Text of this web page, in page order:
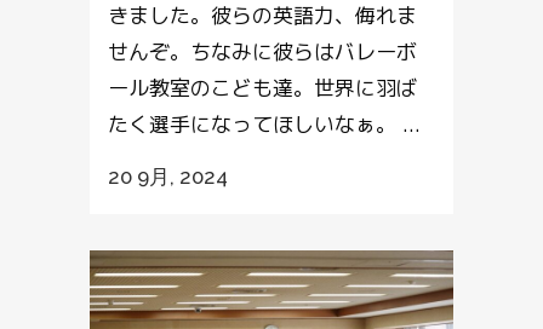
きました。彼らの英語力、侮れま
せんぞ。ちなみに彼らはバレーボ
ール教室のこども達。世界に羽ば
たく選手になってほしいなぁ。 ...
20 9月, 2024